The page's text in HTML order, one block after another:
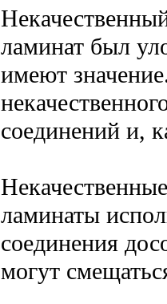
ламинат был
имеют
соединений и,
ламинаты
соединения
могут